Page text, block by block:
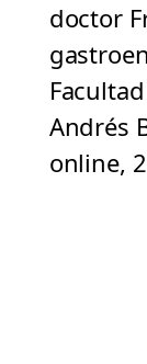
doctor
Andrés
online,